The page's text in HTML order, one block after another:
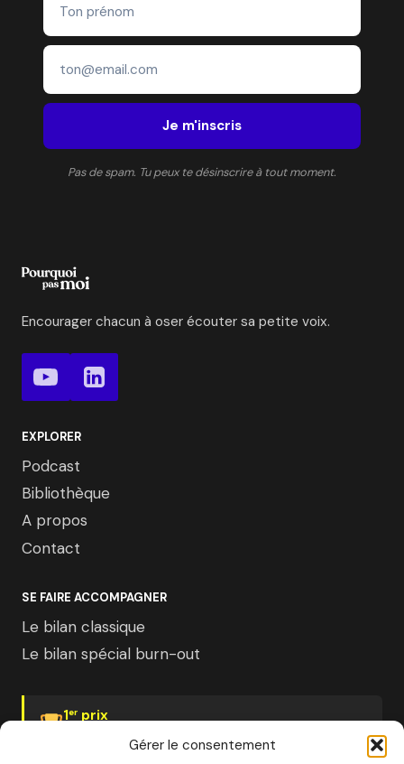
Gérer le consentement
Je m'inscris
Pas de spam. Tu peux te désinscrire à tout moment.
Encourager chacun à oser écouter sa petite voix.
EXPLORER
Podcast
Bibliothèque
A propos
Contact
SE FAIRE ACCOMPAGNER
Le bilan classique
Le bilan spécial burn-out
1er prix